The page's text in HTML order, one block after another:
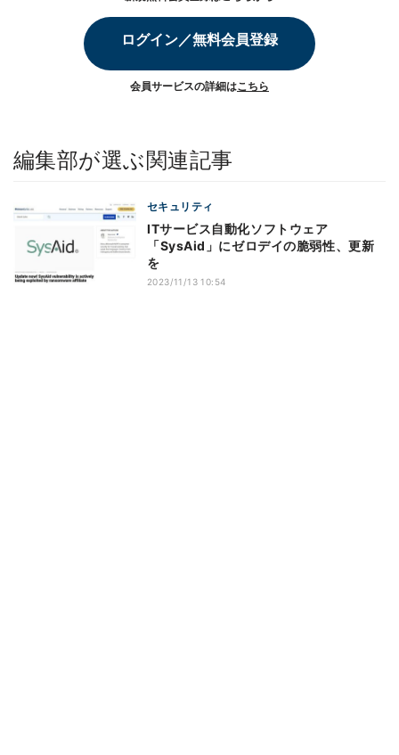
ログイン／無料会員登録
会員サービスの詳細はこちら
編集部が選ぶ関連記事
セキュリティ
ITサービス自動化ソフトウェア
「SysAid」にゼロデイの脆弱性、更新
を
2023/11/13 10:54